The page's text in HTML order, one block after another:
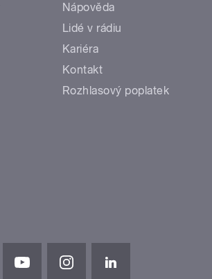
Nápověda
Lidé v rádiu
Kariéra
Kontakt
Rozhlasový poplatek